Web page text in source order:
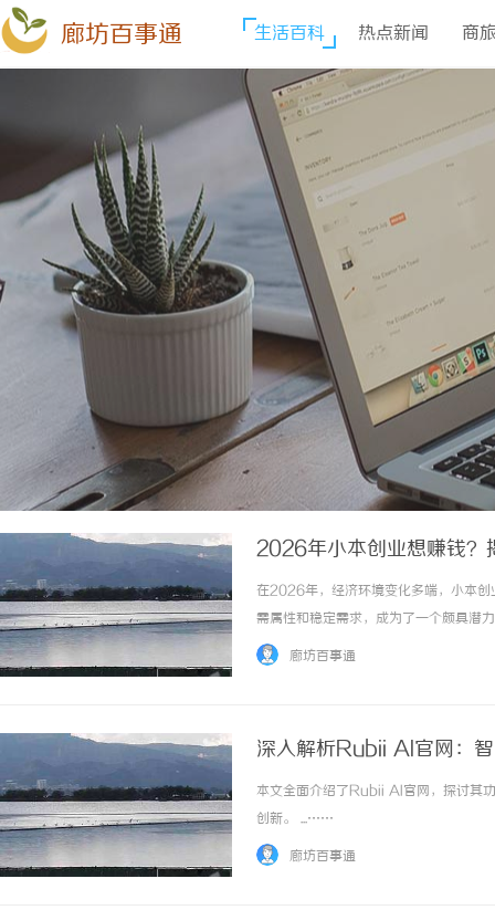
廊坊百事通 生活百科 热点新闻 商
2026年小本创业想赚钱？
在2026年，经济环境变化多端，小本
需属性和稳定需求，成为了一个颇具潜
而繁灯网就是其中的关键助力。一、小
廊坊百事通
深入解析Rubii AI官网：
本文全面介绍了Rubii AI官网，探讨其
创新。 ...……
廊坊百事通